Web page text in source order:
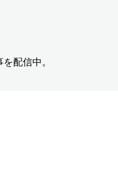
配信中。